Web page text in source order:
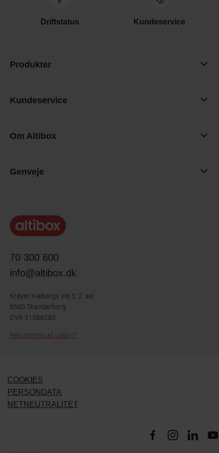
Driftstatus Kundeservice
Produkter
Kundeservice
Om Altibox
Genveje
70 300 600
info@altibox.dk
Krøyer Kielbergs Vej 3, 2. sal
8660 Skanderborg
CVR 31586283
Returnering af udstyr?
COOKIES
PERSONDATA
NETNEUTRALITET